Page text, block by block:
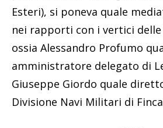
Esteri), si poneva quale
nei rapporti con i vertici
ossia Alessandro Profumo
amministratore delegato di
Giuseppe Giordo quale
Divisione Navi Militari di